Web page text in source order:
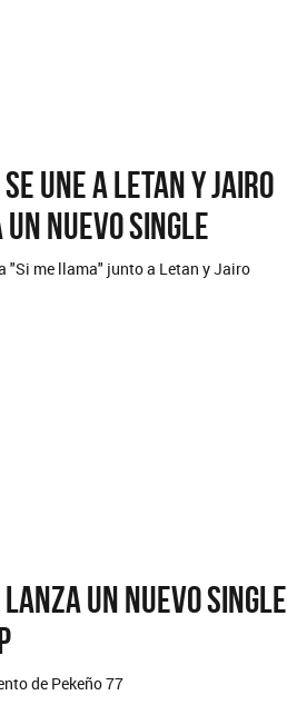
se une a Letan y Jairo
nuevo single
"Si me llama" junto a Letan y Jairo
lanza un nuevo single
de Pekeño 77